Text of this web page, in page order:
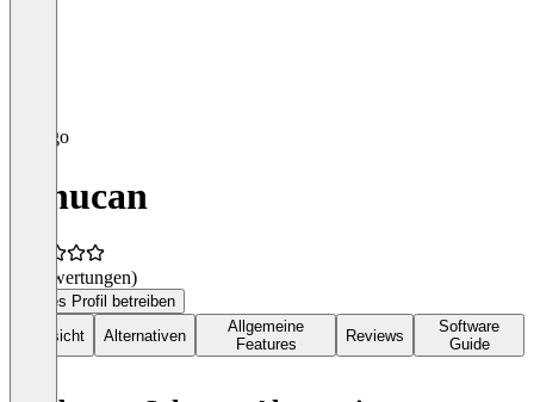
Schucan
(0 Bewertungen)
Dieses Profil betreiben
Übersicht
Alternativen
Allgemeine
Features
Reviews
Software
Guide